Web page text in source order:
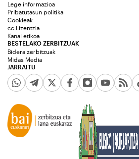
JARRAITU
Lege informazioa
Pribatutasun politika
Cookieak
cc Lizentzia
Kanal etikoa
BESTELAKO ZERBITZUAK
Bidera zerbitzuak
Midas Media